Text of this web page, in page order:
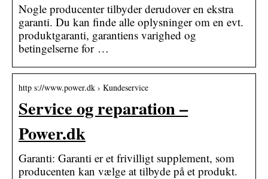
Nogle producenter tilbyder derudover en ekstra
garanti. Du kan finde alle oplysninger om en evt.
produktgaranti, garantiens varighed og
betingelserne for …
http s://www.power.dk › Kundeservice
Service og reparation –
Power.dk
Garanti: Garanti er et frivilligt supplement, som
producenten kan vælge at tilbyde på et produkt.